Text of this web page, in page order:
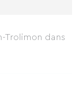
Trolimon dans